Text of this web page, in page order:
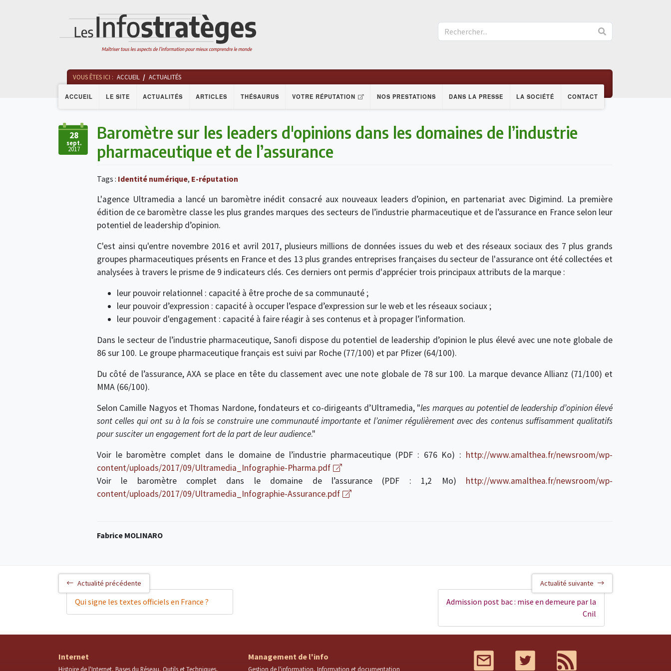
ACCUEIL LE SITE ACTUALITÉS ARTICLES THÉSAURUS VOTRE RÉPUTATION NOS PRESTATIONS DANS LA PRESSE LA SOCIÉTÉ CONTACT
VOUS ÊTES ICI : ACCUEIL ACTUALITÉS
28
sept.
2017
Baromètre sur les leaders d'opinions dans les domaines de l’industrie
pharmaceutique et de l’assurance
Tags : Identité numérique, E-réputation
L'agence Ultramedia a lancé un baromètre inédit consacré aux nouveaux leaders d’opinion, en partenariat avec Digimind. La première
édition de ce baromètre classe les plus grandes marques des secteurs de l’industrie pharmaceutique et de l’assurance en France selon leur
potentiel de leadership d’opinion.
C'est ainsi qu'entre novembre 2016 et avril 2017, plusieurs millions de données issues du web et des réseaux sociaux des 7 plus grands
groupes pharmaceutiques présents en France et des 13 plus grandes entreprises françaises du secteur de l'assurance ont été collectées et
analysées à travers le prisme de 9 indicateurs clés. Ces derniers ont permis d'apprécier trois principaux attributs de la marque :
leur pouvoir relationnel : capacité à être proche de sa communauté ;
leur pouvoir d’expression : capacité à occuper l’espace d’expression sur le web et les réseaux sociaux ;
leur pouvoir d'engagement : capacité à faire réagir à ses contenus et à propager l’information.
Dans le secteur de l’industrie pharmaceutique, Sanofi dispose du potentiel de leadership d’opinion le plus élevé avec une note globale de
86 sur 100. Le groupe pharmaceutique français est suivi par Roche (77/100) et par Pfizer (64/100).
Du côté de l’assurance, AXA se place en tête du classement avec une note globale de 78 sur 100. La marque devance Allianz (71/100) et
MMA (66/100).
Selon Camille Nagyos et Thomas Nardone, fondateurs et co-dirigeants d’Ultramedia, "les marques au potentiel de leadership d’opinion élevé
sont celles qui ont su à la fois se construire une communauté importante et l’animer régulièrement avec des contenus suffisamment qualitatifs
pour susciter un engagement fort de la part de leur audience."
Voir le baromètre complet dans le domaine de l’industrie pharmaceutique (PDF : 676 Ko) : http://www.amalthea.fr/newsroom/wp-
content/uploads/2017/09/Ultramedia_Infographie-Pharma.pdf
Voir le baromètre complet dans le domaine de l’assurance (PDF : 1,2 Mo) http://www.amalthea.fr/newsroom/wp-
content/uploads/2017/09/Ultramedia_Infographie-Assurance.pdf
Fabrice MOLINARO
Actualité précédente
Qui signe les textes officiels en France ?
Actualité suivante
Admission post bac : mise en demeure par la
Cnil
Internet
Histoire de l'Internet Bases du Réseau Outils et Techniques
Management de l'info
Gestion de l'information Information et documentation
Twitter